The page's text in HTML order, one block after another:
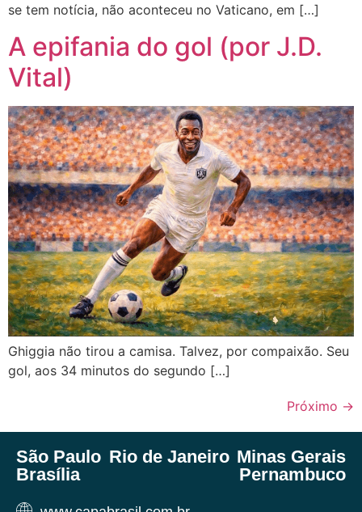
se tem notícia, não aconteceu no Vaticano, em […]
A epifania do gol (por J.D.
Vital)
Ghiggia não tirou a camisa. Talvez, por compaixão. Seu
gol, aos 34 minutos do segundo […]
Próximo →
São Paulo Rio de Janeiro Minas Gerais
Brasília
Pernambuco